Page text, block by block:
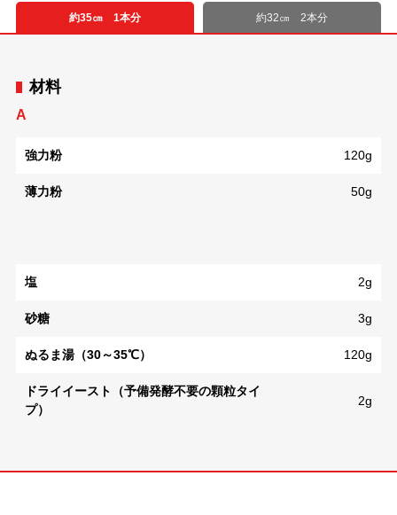
約35㎝ 1本分 約32㎝ 2本分
材料
A
強力粉 120g
薄力粉 50g
塩 2g
砂糖 3g
ぬるま湯（30～35℃） 120g
ドライイースト（予備発酵不要の顆粒タイ
プ）
2g